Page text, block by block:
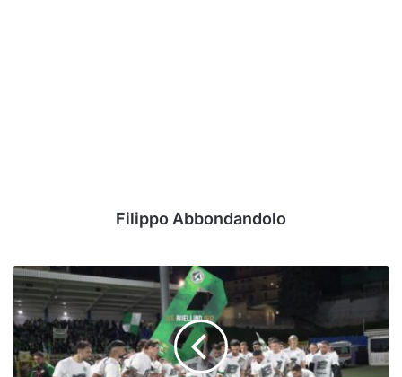
Filippo Abbondandolo
Dazn
presenta
nuovi
pacchetti:
quanto